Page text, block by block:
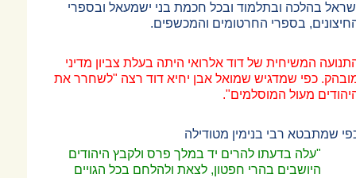
בהלכה ובתלמוד ובכל חכמת בני ישמעאל ובספרי
בספרי החרטומים והמכשפים.
המשיחית של דוד אלרואי היתה בעלת צביון מדיני
כפי שמדגיש שמואל אבן יחיא דוד רצה "לשחרר את
מעול המוסלמים".
שמתבטא רבי בנימין מטודילה
"עלה בדעתו להרים יד במלך פרס ולקבץ היהודים
היושבים בהרי חפטון, לצאת ולהלחם בכל הגויים